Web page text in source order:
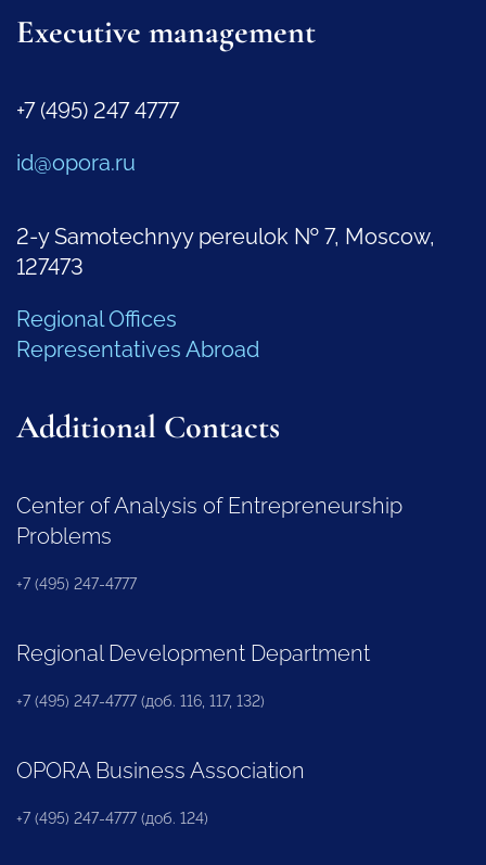
Executive management
+7 (495) 247 4777
id@opora.ru
2-y Samotechnyy pereulok № 7, Moscow,
127473
Regional Offices
Representatives Abroad
Additional Contacts
Center of Analysis of Entrepreneurship
Problems
+7 (495) 247-4777
Regional Development Department
+7 (495) 247-4777 (доб. 116, 117, 132)
OPORA Business Association
+7 (495) 247-4777 (доб. 124)